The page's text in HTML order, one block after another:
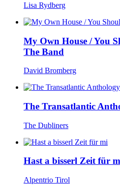
Lisa Rydberg
My Own House / You
The Band
David Bromberg
The Transatlantic
The Dubliners
Hast a bisserl Zeit für
Alpentrio Tirol